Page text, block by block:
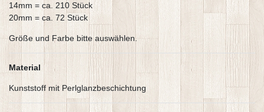
14mm = ca. 210 Stück
20mm = ca. 72 Stück
Größe und Farbe bitte auswählen.
Material
Kunststoff mit Perlglanzbeschichtung